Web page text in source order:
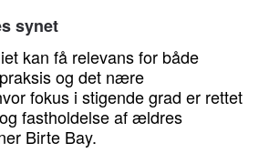
synet
kan få relevans for både
og det nære
fokus i stigende grad er rettet
fastholdelse af ældres
Birte Bay.